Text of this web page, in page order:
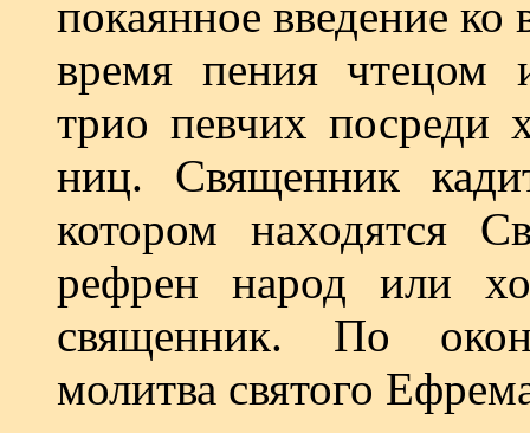
покаянное введение
время пения чтецом
трио певчих посреди
ниц. Священник
котором находятся
рефрен народ или
священник. По
молитва святого